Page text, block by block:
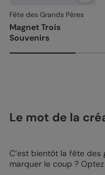
Fête des Grands Pères
Magnet Trois
Souvenirs
Le mot de la
C’est bientôt la fête
marquer le coup ?